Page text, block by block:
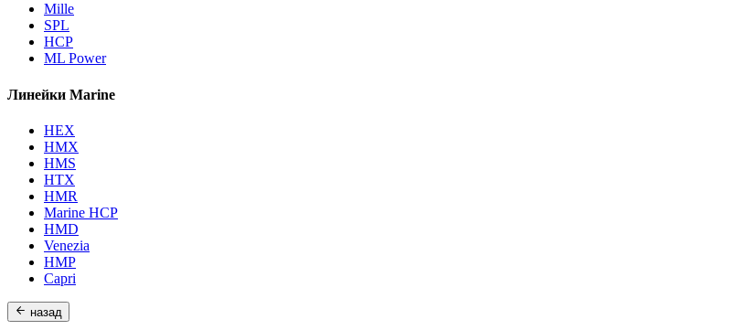
Mille
SPL
HCP
ML Power
Линейки Marine
HEX
HMX
HMS
HTX
HMR
Marine HCP
HMD
Venezia
HMP
Capri
назад